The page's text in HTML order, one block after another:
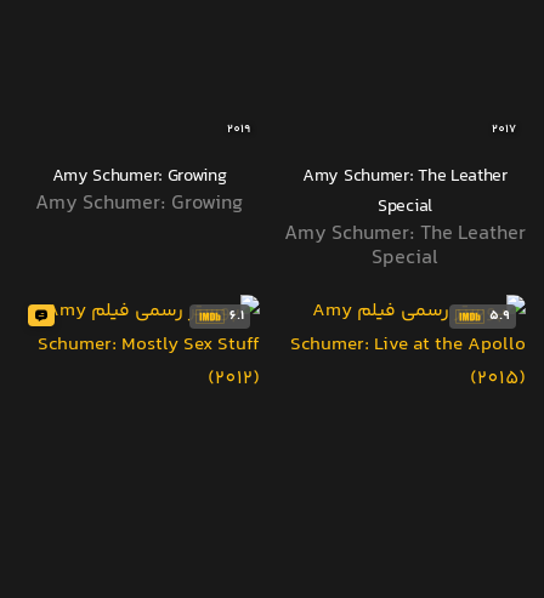
2017
Amy Schumer: The Leather
Special
Amy Schumer: The Leather
Special
2019
Amy Schumer: Growing
Amy Schumer: Growing
5.9
6.1